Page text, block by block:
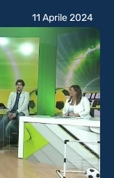
11 Aprile 2024